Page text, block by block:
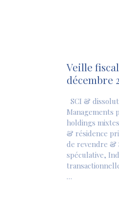
Veille
décembre
SCI &
Managements
holdings
& résidence
de revendre &
spéculative,
…